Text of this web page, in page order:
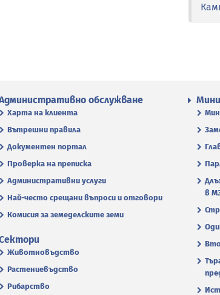
обслужване
Харта на клиента
Вътрешни правила
Документен портал
Проверка на преписка
Административни услуги
Най-често срещани въпроси и отговори
Комисия за земеделските земи
в
Животновъдство
Растениевъдство
Рибарство